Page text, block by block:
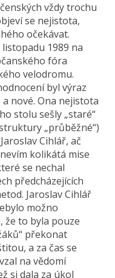
vždy trochu
se nejistota,
očekávat.
1989 na
fóra
velodromu.
byl výraz
nové. Ona nejistota
stolu sešly „staré“
„průběžné“)
Cihlář, ač
kolikátá mise
se nechal
předcházejících
Jaroslav Cihlář
možno
že to byla pouze
překonat
a za čas se
na vědomí
si dala za úkol